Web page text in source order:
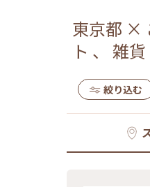
東京都 ×
ト 、 雑貨
絞り込む